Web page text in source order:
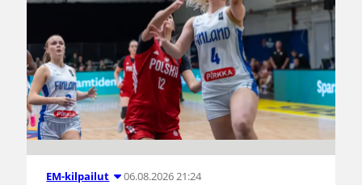
EM-kilpailut 06.08.2026 21:24